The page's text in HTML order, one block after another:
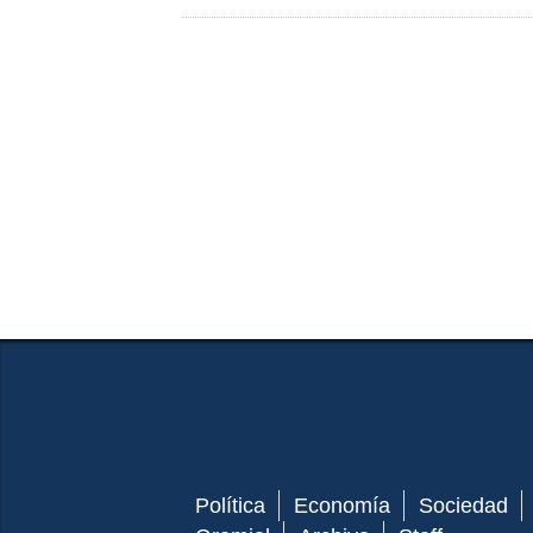
Política Economía
Sociedad